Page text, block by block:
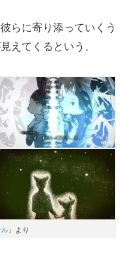
らに寄り添っていくう
えてくるという。
』 より